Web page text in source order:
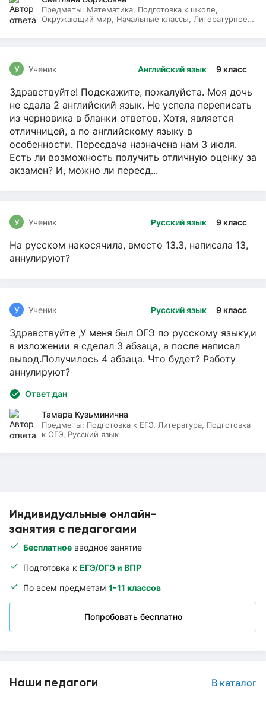
Индивидуальные онлайн-
занятия с педагогами
Бесплатное вводное занятие
Подготовка к ЕГЭ/ОГЭ и ВПР
По всем предметам 1-11 классов
Попробовать бесплатно
Наши педагоги В каталог
Предметы: Математика, Подготовка к школе,
Окружающий мир, Начальные классы, Литературное
Английский язык 9 класс
У Ученик
Здравствуйте! Подскажите, пожалуйста. Моя дочь
не сдала 2 английский язык. Не успела переписать
из черновика в бланки ответов. Хотя, является
отличницей, а по английскому языку в
особенности. Пересдача назначена нам 3 июля.
Есть ли возможность получить отличную оценку за
экзамен? И, можно ли пересд...
Русский язык 9 класс
У Ученик
На русском накосячила, вместо 13.3, написала 13,
аннулируют?
Русский язык 9 класс
У Ученик
Здравствуйте ,У меня был ОГЭ по русскому языку,и
в изложении я сделал 3 абзаца, а после написал
вывод.Получилось 4 абзаца. Что будет? Работу
аннулируют?
Ответ дан
Тамара Кузьминична
Предметы: Подготовка к ЕГЭ, Литература, Подготовка
к ОГЭ, Русский язык